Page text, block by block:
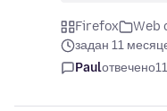
Firefox
Web
задан 11
Paulотвечено